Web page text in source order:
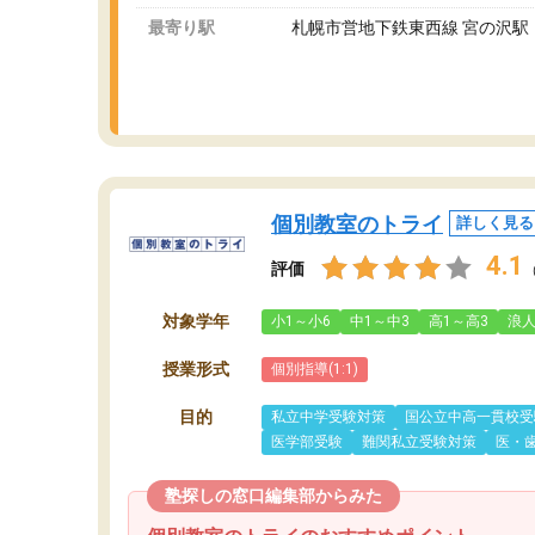
最寄り駅 札幌市営地下鉄東西線 宮の沢駅
個別教室のトライ 詳しく見る
評価 4.1
対象学年 小1～小6 中1～中3 高1～高3 浪
授業形式 個別指導(1:1)
目的 私立中学受験対策
国公立中高一貫校
医学部受験
難関私立受験対策 医・
塾探しの窓口編集部からみた